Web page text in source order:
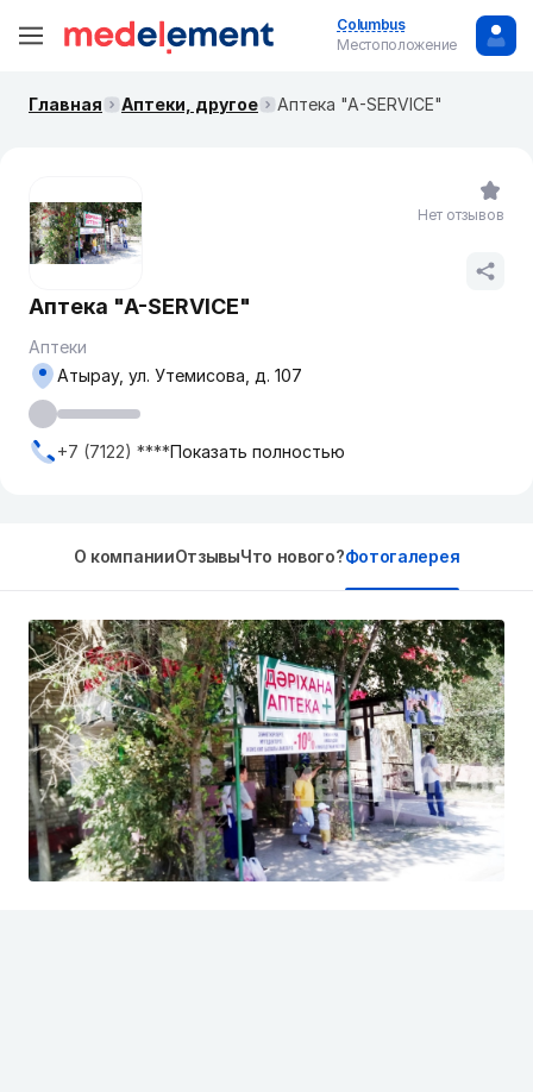
Columbus
Местоположение
Главная Аптеки, другое Аптека "А-SERVICE"
Аптека "А-SERVICE"
Аптеки
Атырау, ул. Утемисова, д. 107
+7 (7122) ****Показать полностью
Нет отзывов
О компанииОтзывыЧто нового?Фотогалерея